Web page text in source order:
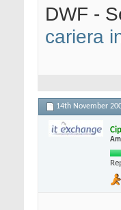
DWF -
cariera
14th November